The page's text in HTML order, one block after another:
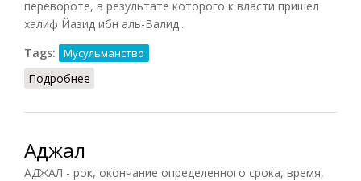
перевороте, в результате которого к власти пришел
халиф Йазид ибн аль-Валид...
Tags:
Мусульманство
Подробнее
Аджал
АДЖАЛ - рок, окончание определенного срока, время,